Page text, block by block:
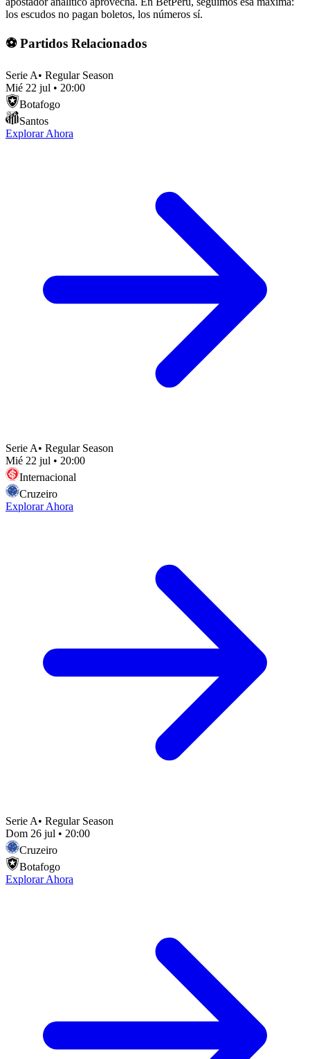
los escudos no pagan boletos, los números sí.
⚽ Partidos Relacionados
Serie A• Regular Season
Mié 22 jul • 20:00
Botafogo
Santos
Explorar Ahora
Serie A• Regular Season
Mié 22 jul • 20:00
Internacional
Cruzeiro
Explorar Ahora
Serie A• Regular Season
Dom 26 jul • 20:00
Cruzeiro
Botafogo
Explorar Ahora